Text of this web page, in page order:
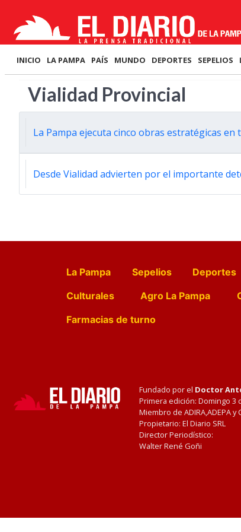
INICIO LA PAMPA PAÍS MUNDO DEPORTES SEPELIOS
Vialidad Provincial
La Pampa ejecuta cinco obras estratégicas
Desde Vialidad advierten por el importante
La Pampa Sepelios Deportes
Culturales
Agro La Pampa
Farmacias de turno
Fundado por el Doctor
Primera edición: Domingo 3
Miembro de ADIRA,ADEPA y
Propietario: El Diario SRL
Director Periodístico:
Walter René Goñi